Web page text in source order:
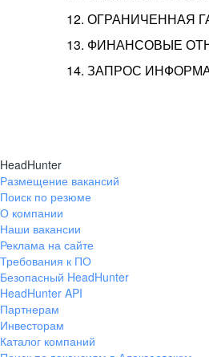
12. ОГРАНИЧЕННАЯ
13. ФИНАНСОВЫЕ
14. ЗАПРОС
HeadHunter
Размещение вакансий
Поиск по резюме
О компании
Наши вакансии
Реклама на сайте
Требования к ПО
Безопасный HeadHunter
HeadHunter API
Партнерам
Инвесторам
Каталог компаний